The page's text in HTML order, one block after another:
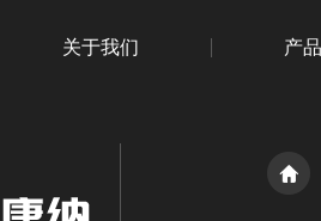
关于我们 产